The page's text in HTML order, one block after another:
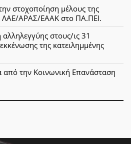
στοχοποίηση μέλους της
ΛΑΕ/ΑΡΑΣ/ΕΑΑΚ στο ΠΑ.ΠΕΙ.
στους/ις 31
της κατειλημμένης
από την Κοινωνική Επανάσταση